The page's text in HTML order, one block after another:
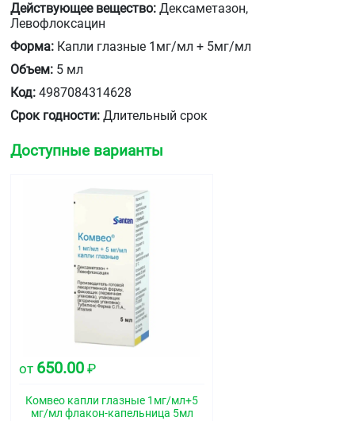
Действующее вещество: Дексаметазон,
Левофлоксацин
Форма: Капли глазные 1мг/мл + 5мг/мл
Объем: 5 мл
Код: 4987084314628
Срок годности: Длительный срок
Доступные варианты
от 650.00 ₽
Комвео капли глазные 1мг/мл+5
мг/мл флакон-капельница 5мл